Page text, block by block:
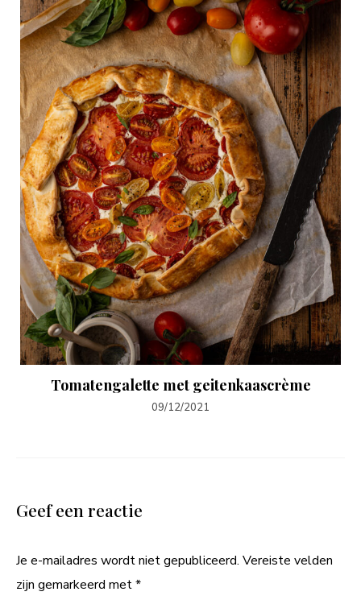
Tomatengalette met geitenkaascrème
09/12/2021
Geef een reactie
Je e-mailadres wordt niet gepubliceerd. Vereiste velden
zijn gemarkeerd met*